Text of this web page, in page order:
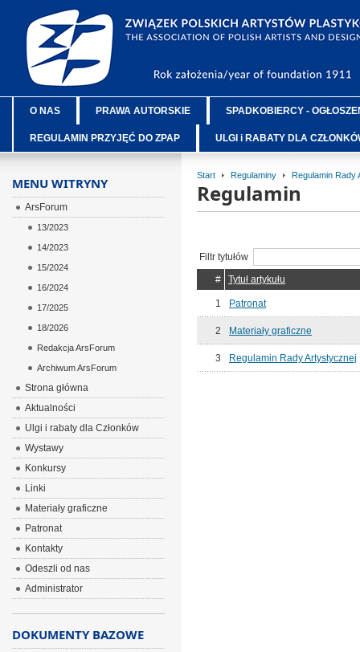
O NAS PRAWA AUTORSKIE SPADKOBIERCY -
REGULAMIN PRZYJĘĆ DO ZPAP ULGI i RABATY DLA
Start Regulaminy Regulamin Rady
Regulamin
Filtr tytułów
#
Tytuł artykułu
1 Patronat
2 Materiały graficzne
3 Regulamin Rady Artystycznej
MENU WITRYNY
ArsForum
13/2023
14/2023
15/2024
16/2024
17/2025
18/2026
Redakcja ArsForum
Archiwum ArsForum
Strona główna
Aktualności
Ulgi i rabaty dla Członków
Wystawy
Konkursy
Linki
Materiały graficzne
Patronat
Kontakty
Odeszli od nas
Administrator
DOKUMENTY BAZOWE